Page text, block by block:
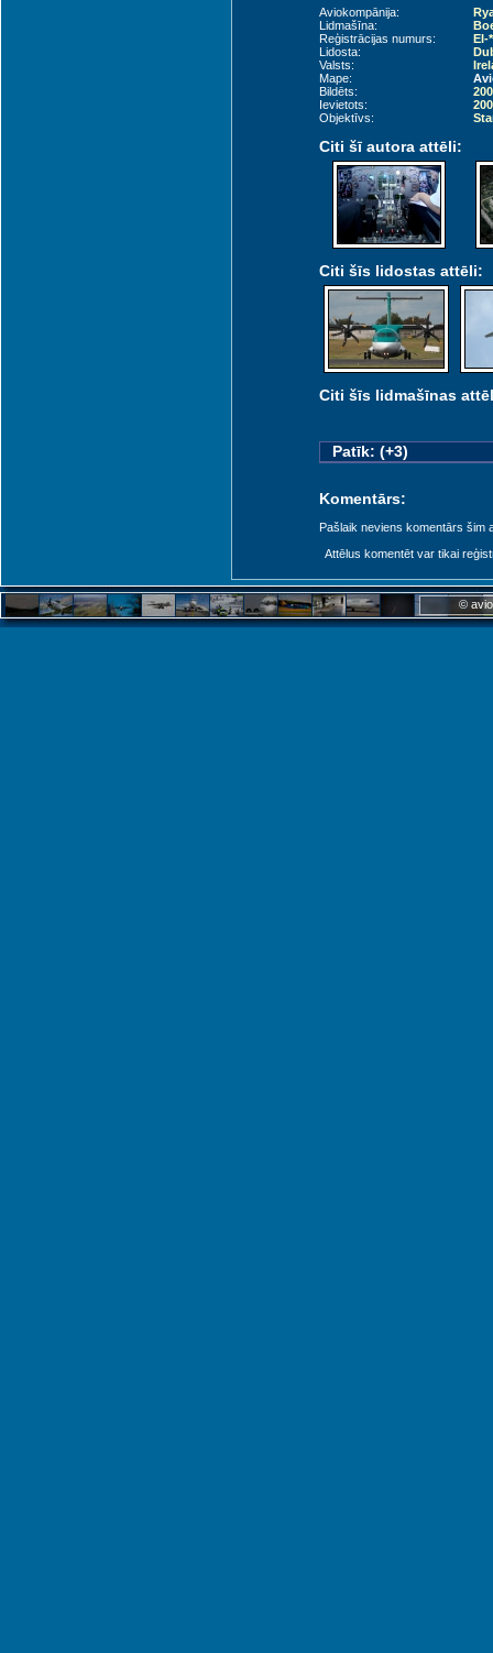
Aviokompānija:
Lidmašīna:
Reģistrācijas numurs:
EI-
Lidosta:
Valsts:
Mape:
Bildēts:
Ievietots:
Objektīvs:
Citi šī autora attēli:
Citi šīs lidostas attēli:
Citi šīs lidmašīnas
Patīk: (+3)
Komentārs:
Pašlaik neviens komentārs šim
Attēlus komentēt var tikai
©